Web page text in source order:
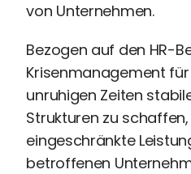
von Unternehmen.
Bezogen auf den HR-
Krisenmanagement für
unruhigen Zeiten
Strukturen zu
eingeschränkte
betroffenen